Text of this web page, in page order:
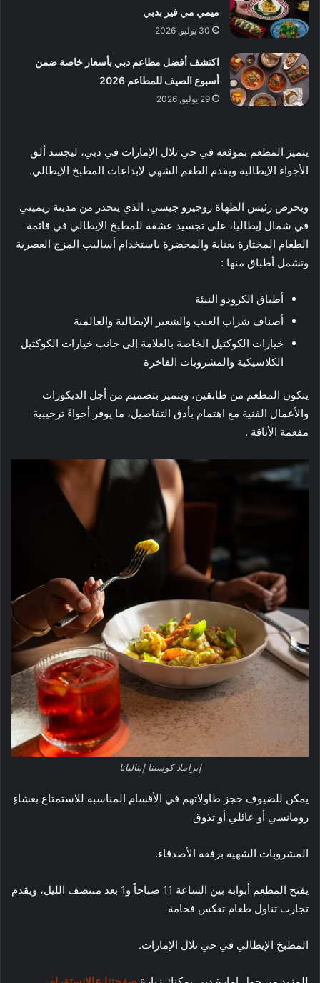
ميمي مي فير بدبي
30 يوليو, 2026
اكتشف أفضل مطاعم دبي بأسعار خاصة ضمن
أسبوع الصيف للمطاعم 2026
29 يوليو, 2026
يتميز المطعم بموقعه في حي تلال الإمارات في دبي، ليجسد ألق
الأجواء الإيطالية ويقدم الطعم الشهي لإبداعات المطبخ الإيطالي.
ويحرص رئيس الطهاة روجيرو جيسي، الذي ينحدر من مدينة ريميني
في شمال إيطاليا، على تجسيد عشقه للمطبخ الإيطالي في قائمة
الطعام المختارة بعناية والمحضرة باستخدام أساليب المزج العصرية
وتشمل أطباق منها :
أطباق الكرودو النيئة
أصناف شراب العنب والشعير الإيطالية والعالمية
خيارات الكوكتيل الخاصة بالعلامة إلى جانب خيارات الكوكتيل
الكلاسيكية والمشروبات الفاخرة
يتكون المطعم من طابقين، ويتميز بتصميم من أجل الديكورات
والأعمال الفنية مع اهتمام بأدق التفاصيل، ما يوفر أجواءً ترحيبية
مفعمة الأناقة .
إيزابيلا كوسينا إيتاليانا
يمكن للضيوف حجز طاولاتهم في الأقسام المناسبة للاستمتاع بعشاءٍ
رومانسي أو عائلي أو تذوق
المشروبات الشهية برفقة الأصدقاء.
يفتح المطعم أبوابه بين الساعة 11 صباحاً و1 بعد منتصف الليل، ويقدم
تجارب تناول طعام تعكس فخامة
المطبخ الإيطالي في حي تلال الإمارات.